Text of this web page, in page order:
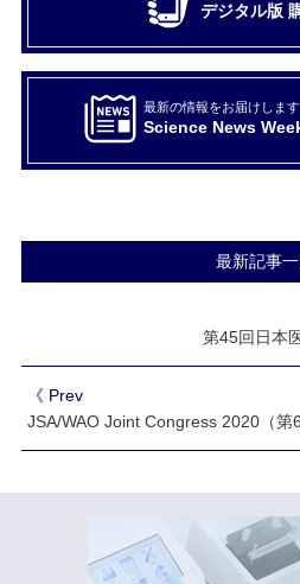
デジタル版
最新の情報をお届けします
Science News
最新記事
第45回日本
《 Prev